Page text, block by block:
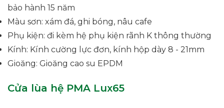
bảo hành 15 năm
Màu sơn: xám đá, ghi bóng, nâu cafe
Phụ kiện: đi kèm hệ phụ kiện rãnh K thông thường
Kính: Kính cường lực đơn, kính hộp dày 8 - 21mm
Gioăng: Gioăng cao su EPDM
Cửa lùa hệ PMA Lux65